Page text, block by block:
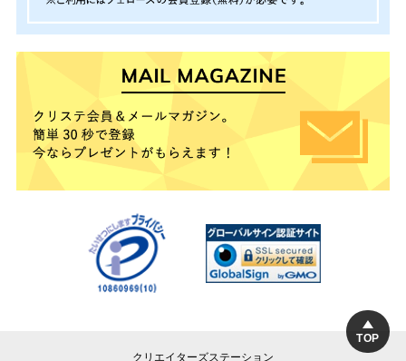
TOP
クリエイターズステーション